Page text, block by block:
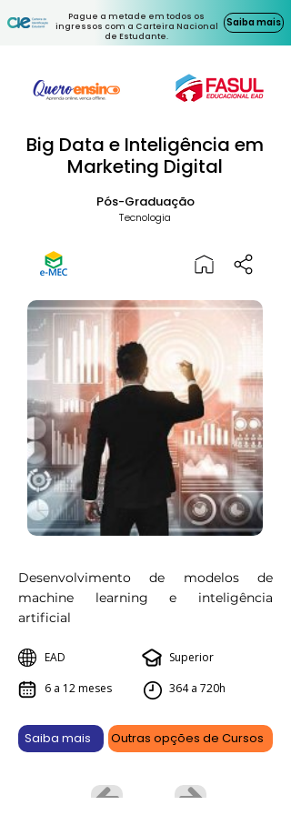
Pague a metade em todos os
ingressos com a Carteira Nacional
de Estudante.
Saiba mais
Big Data e Inteligência em
Marketing Digital
Pós-Graduação
Tecnologia
Desenvolvimento de modelos de
machine learning e inteligência
artificial
EAD
6 a 12 meses
Superior
364 a 720h
Saiba mais Outras opções de Cursos